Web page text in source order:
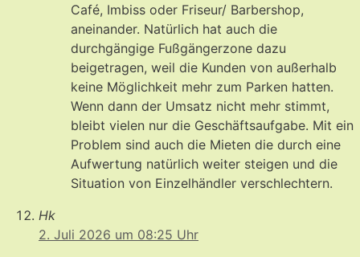
Café, Imbiss oder Friseur/ Barbershop,
aneinander. Natürlich hat auch die
durchgängige Fußgängerzone dazu
beigetragen, weil die Kunden von außerhalb
keine Möglichkeit mehr zum Parken hatten.
Wenn dann der Umsatz nicht mehr stimmt,
bleibt vielen nur die Geschäftsaufgabe. Mit ein
Problem sind auch die Mieten die durch eine
Aufwertung natürlich weiter steigen und die
Situation von Einzelhändler verschlechtern.
Hk
2. Juli 2026 um 08:25 Uhr